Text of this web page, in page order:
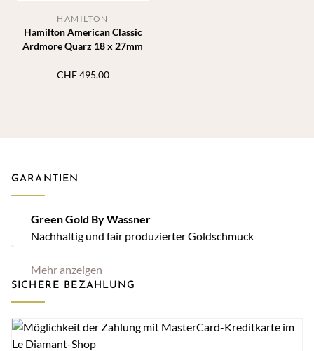
Hamilton American Classic
Ardmore Quarz 18 x 27mm
HAMILTON
CHF495.00
GARANTIEN
Green Gold By Wassner
Nachhaltig und fair produzierter Goldschmuck
Mehr anzeigen
SICHERE BEZAHLUNG